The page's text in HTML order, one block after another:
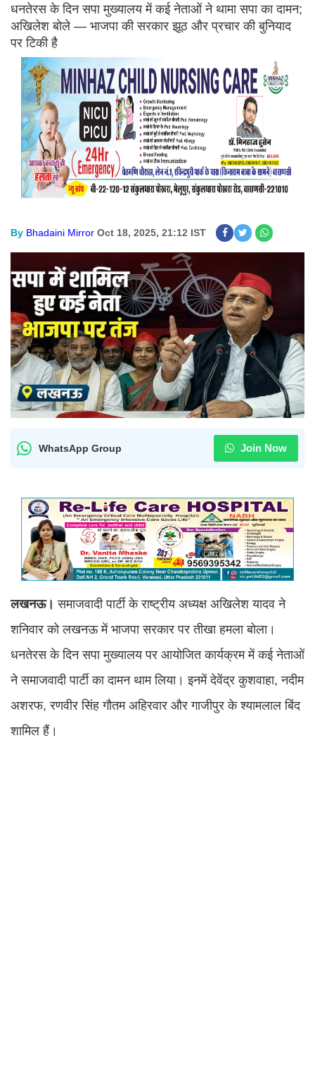
धनतेरस के दिन सपा मुख्यालय में कई नेताओं ने थामा सपा का दामन;
अखिलेश बोले — भाजपा की सरकार झूठ और प्रचार की बुनियाद
पर टिकी है
By Bhadaini Mirror Oct 18, 2025, 21:12 IST
WhatsApp Group Join Now
लखनऊ।समाजवादी पार्टी के राष्ट्रीय अध्यक्ष अखिलेश यादव ने
शनिवार को लखनऊ में भाजपा सरकार पर तीखा हमला बोला।
धनतेरस के दिन सपा मुख्यालय पर आयोजित कार्यक्रम में कई नेताओं
ने समाजवादी पार्टी का दामन थाम लिया। इनमें देवेंद्र कुशवाहा, नदीम
अशरफ, रणवीर सिंह गौतम अहिरवार और गाजीपुर के श्यामलाल बिंद
शामिल हैं।